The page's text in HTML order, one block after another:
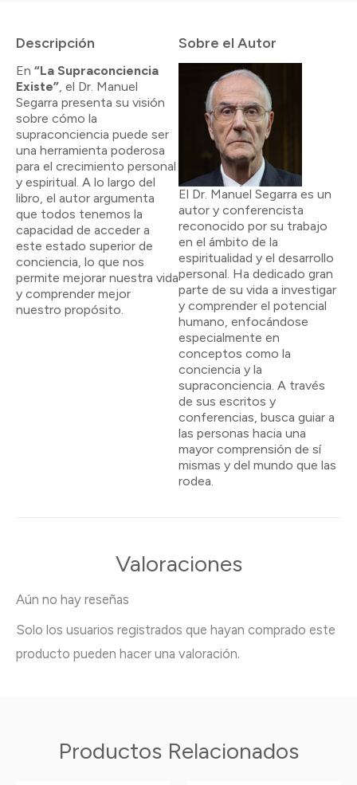
Descripción
En “La Supraconciencia
Existe” , el Dr. Manuel
Segarra presenta su visión
sobre cómo la
supraconciencia puede ser
una herramienta poderosa
para el crecimiento personal
y espiritual. A lo largo del
libro, el autor argumenta
que todos tenemos la
capacidad de acceder a
este estado superior de
conciencia, lo que nos
permite mejorar nuestra vida
y comprender mejor
nuestro propósito.
Sobre el Autor
El Dr. Manuel Segarra es un
autor y conferencista
reconocido por su trabajo
en el ámbito de la
espiritualidad y el desarrollo
personal. Ha dedicado gran
parte de su vida a investigar
y comprender el potencial
humano, enfocándose
especialmente en
conceptos como la
conciencia y la
supraconciencia. A través
de sus escritos y
conferencias, busca guiar a
las personas hacia una
mayor comprensión de sí
mismas y del mundo que las
rodea.
Valoraciones
Aún no hay reseñas
Solo los usuarios registrados que hayan comprado este
producto pueden hacer una valoración.
Productos Relacionados